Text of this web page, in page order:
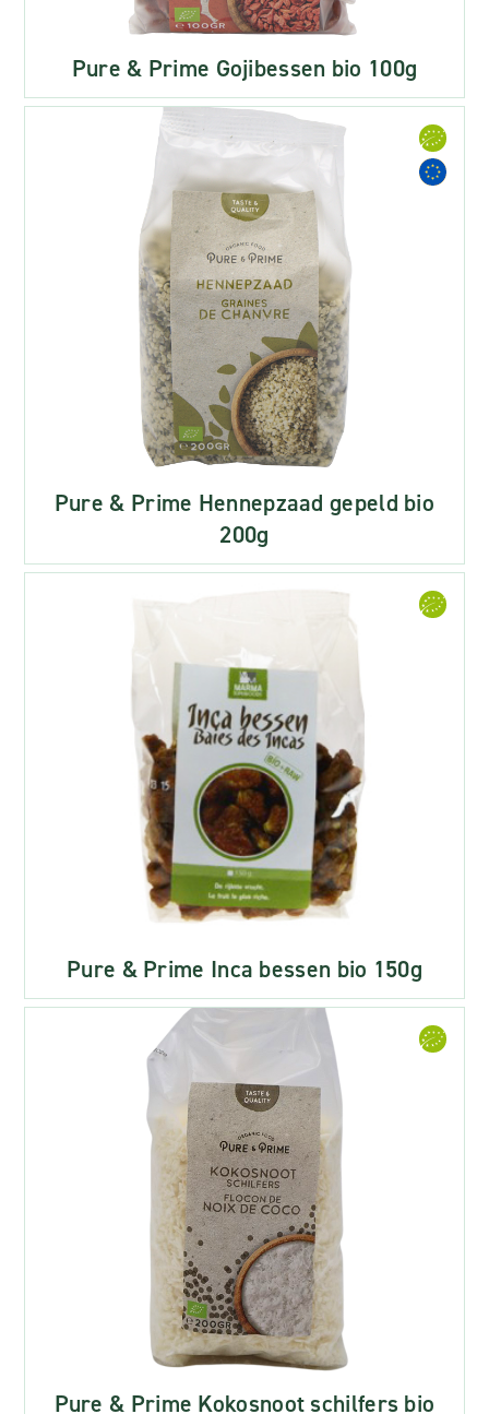
Pure & Prime Gojibessen bio 100g
Pure & Prime Hennepzaad gepeld bio
200g
Pure & Prime Inca bessen bio 150g
Pure & Prime Kokosnoot schilfers bio